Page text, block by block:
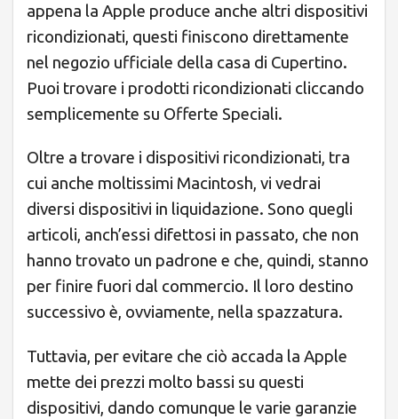
appena la Apple produce anche altri dispositivi
ricondizionati, questi finiscono direttamente
nel negozio ufficiale della casa di Cupertino.
Puoi trovare i prodotti ricondizionati cliccando
semplicemente su Offerte Speciali.
Oltre a trovare i dispositivi ricondizionati, tra
cui anche moltissimi Macintosh, vi vedrai
diversi dispositivi in liquidazione. Sono quegli
articoli, anch’essi difettosi in passato, che non
hanno trovato un padrone e che, quindi, stanno
per finire fuori dal commercio. Il loro destino
successivo è, ovviamente, nella spazzatura.
Tuttavia, per evitare che ciò accada la Apple
mette dei prezzi molto bassi su questi
dispositivi, dando comunque le varie garanzie